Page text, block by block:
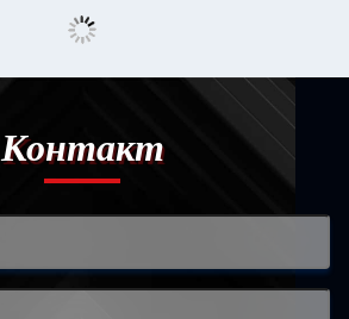
Контакт